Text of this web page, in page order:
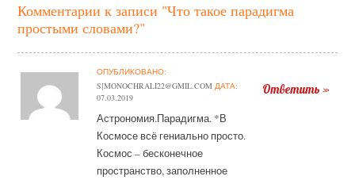
Комментарии к записи "Что такое парадигма
простыми словами?"
ОПУБЛИКОВАНО:
S[MONOCHRALI22@GMIL.COM ДАТА:
07.03.2019
Астрономия.Парадигма. *В
Космосе всё гениально просто.
Космос – бесконечное
пространство, заполненное
Ответить »